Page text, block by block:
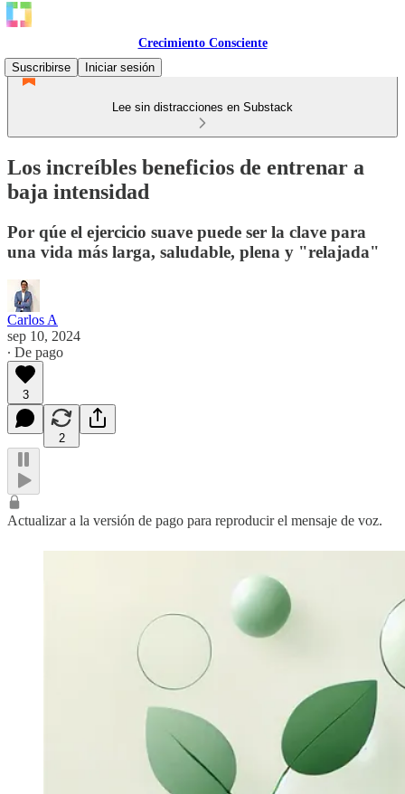
Crecimiento Consciente
Suscribirse
Iniciar sesión
Lee sin distracciones en Substack
Los increíbles beneficios de entrenar a
baja intensidad
Por qúe el ejercicio suave puede ser la clave para
una vida más larga, saludable, plena y "relajada"
Carlos A
sep 10, 2024
∙ De pago
3
2
Actualizar a la versión de pago para reproducir el mensaje de voz.